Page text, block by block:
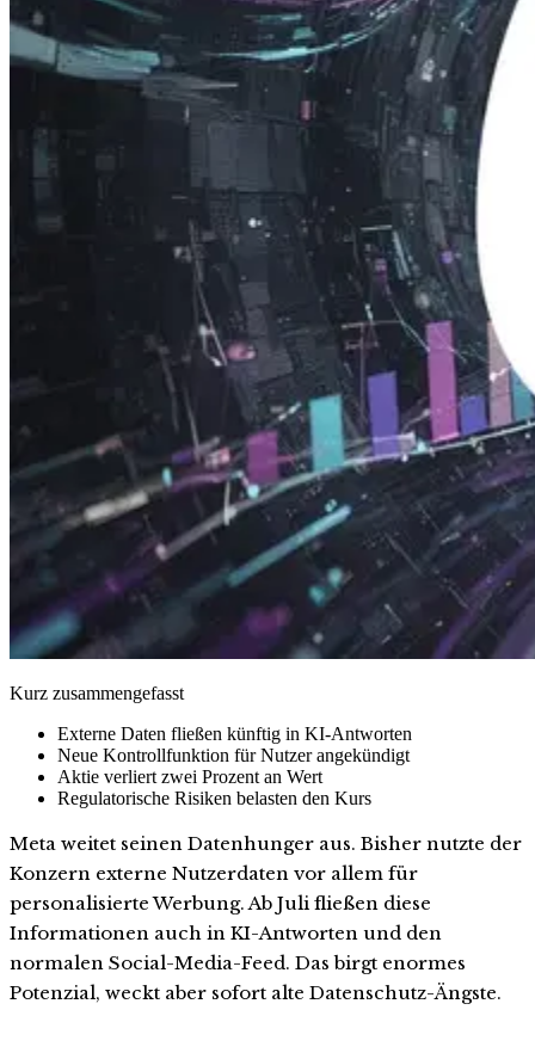
Kurz zusammengefasst
Externe Daten fließen künftig in KI-Antworten
Neue Kontrollfunktion für Nutzer angekündigt
Aktie verliert zwei Prozent an Wert
Regulatorische Risiken belasten den Kurs
Meta weitet seinen Datenhunger aus. Bisher nutzte der
Konzern externe Nutzerdaten vor allem für
personalisierte Werbung. Ab Juli fließen diese
Informationen auch in KI-Antworten und den
normalen Social-Media-Feed. Das birgt enormes
Potenzial, weckt aber sofort alte Datenschutz-Ängste.